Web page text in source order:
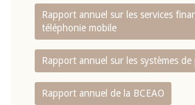
Rapport annuel sur les services
téléphonie mobile
Rapport annuel sur les systèmes de
Rapport annuel de la BCEAO